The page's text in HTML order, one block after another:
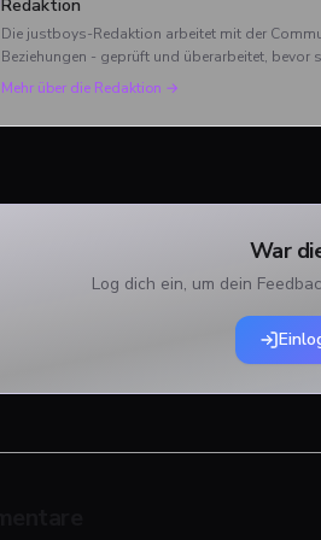
und
bieten
Redaktion
Die justboys-Redaktion arbeitet mit der
Beziehungen - geprüft und überarbeitet, bevor
Mehr über die Redaktion →
War
Log dich ein, um dein